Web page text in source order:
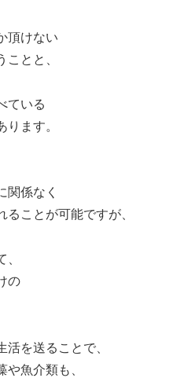
頂けない
とと、
ている
ます。
関係なく
ことが可能ですが、
の
活を送ることで、
や魚介類も、